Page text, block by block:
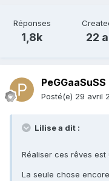
Réponses
1,8k 22 a
PeGGaaSuSS
Posté(e) 29 avril
Lilise a dit :
Réaliser ces rêves
La seule chose